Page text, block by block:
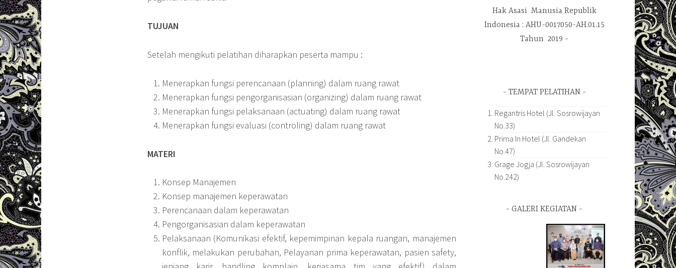
TUJUAN
Setelah mengikuti pelatihan diharapkan peserta mampu :
Menerapkan fungsi perencanaan (planning) dalam ruang rawat
Menerapkan fungsi pengorganisasian (organizing) dalam ruang rawat
Menerapkan fungsi pelaksanaan (actuating) dalam ruang rawat
Menerapkan fungsi evaluasi (controling) dalam ruang rawat
MATERI
Konsep Manajemen
Konsep manajemen keperawatan
Perencanaan dalam keperawatan
Pengorganisasian dalam keperawatan
Pelaksanaan (Komunikasi efektif, kepemimpinan kepala ruangan, manajemen
konflik, melakukan perubahan, Pelayanan prima keperawatan, pasien safety,
Hak Asasi Manusia Republik
Indonesia : AHU-0017050-AH.01.15
Tahun 2019
TEMPAT PELATIHAN
Regantris Hotel (Jl. Sosrowijayan
No.33)
Prima In Hotel (Jl. Gandekan
No.47)
Grage Jogja (Jl. Sosrowijayan
No.242)
GALERI KEGIATAN